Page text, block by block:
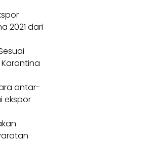
2021 dari
antar-
ekspor